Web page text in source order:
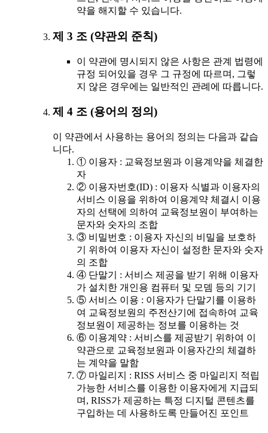
약을 해지할 수 있습니다.
제 3 조 (약관외 준칙)
이 약관에 명시되지 않은 사항은 관계 법령에
규정 되어있을 경우 그 규정에 따르며, 그렇
지 않은 경우에는 일반적인 관례에 따릅니다.
제 4 조 (용어의 정의)
이 약관에서 사용하는 용어의 정의는 다음과 같습
니다.
① 이용자 : 교육정보원과 이용계약을 체결한
자
② 이용자번호(ID) : 이용자 식별과 이용자의
서비스 이용을 위하여 이용계약 체결시 이용
자의 선택에 의하여 교육정보원이 부여하는
문자와 숫자의 조합
③ 비밀번호 : 이용자 자신의 비밀을 보호하
기 위하여 이용자 자신이 설정한 문자와 숫자
의 조합
④ 단말기 : 서비스 제공을 받기 위해 이용자
가 설치한 개인용 컴퓨터 및 모뎀 등의 기기
⑤ 서비스 이용 : 이용자가 단말기를 이용하
여 교육정보원의 주전산기에 접속하여 교육
정보원이 제공하는 정보를 이용하는 것
⑥ 이용계약 : 서비스를 제공받기 위하여 이
약관으로 교육정보원과 이용자간의 체결하
는 계약을 말함
⑦ 마일리지 : RISS 서비스 중 마일리지 적립
가능한 서비스를 이용한 이용자에게 지급되
며, RISS가 제공하는 특정 디지털 콘텐츠를
구입하는 데 사용하도록 만들어진 포인트